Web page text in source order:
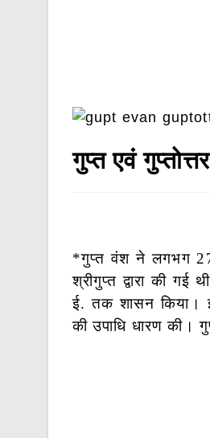
गुप्त एवं
*गुप्त वंश ने लगभग
श्रीगुप्त द्वारा की
ई. तक शासन किया।
की उपाधि धारण की।